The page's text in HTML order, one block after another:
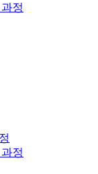
정
정